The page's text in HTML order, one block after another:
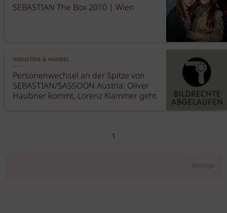
SEBASTIAN The Box 2010 | Wien
INDUSTRIE & HANDEL
Personenwechsel an der Spitze von
SEBASTIAN/SASSOON Austria: Oliver
Haubner kommt, Lorenz Klammer geht
1
Anzeige